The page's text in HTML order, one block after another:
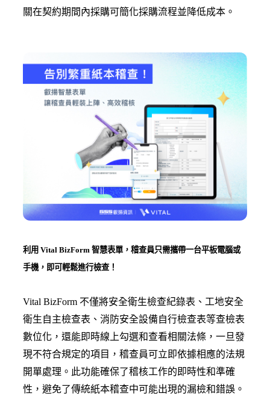
關在契約期間內採購可簡化採購流程並降低成本。
利用 Vital BizForm 智慧表單，稽查員只需攜帶一台平板電腦或
手機，即可輕鬆進行檢查！
Vital BizForm 不僅將安全衛生檢查紀錄表、工地安全
衛生自主檢查表、消防安全設備自行檢查表等查檢表
數位化，還能即時線上勾選和查看相關法條，一旦發
現不符合規定的項目，稽查員可立即依據相應的法規
開單處理。此功能確保了稽核工作的即時性和準確
性，避免了傳統紙本稽查中可能出現的漏檢和錯誤。